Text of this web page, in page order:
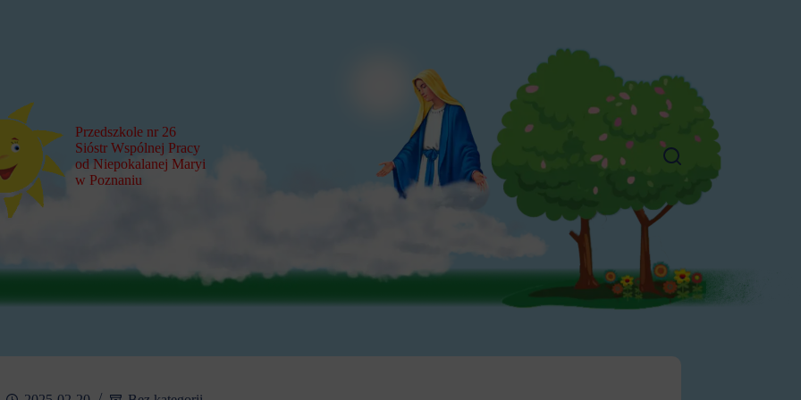
Przedszkole nr 26
Sióstr Wspólnej Pracy
od Niepokalanej Maryi
w Poznaniu